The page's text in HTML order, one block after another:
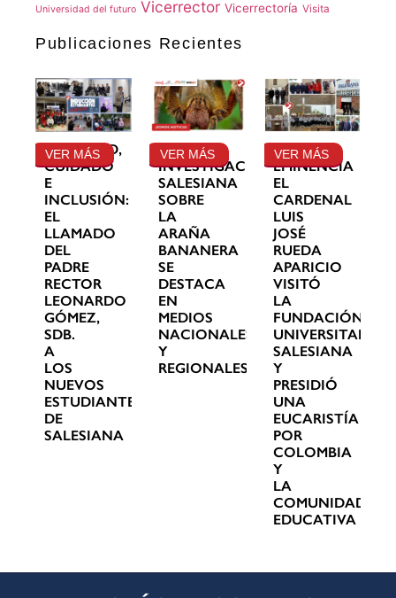
Universidad del futuro Vicerrector Vicerrectoría Visita
Publicaciones Recientes
GRATITUD,
CUIDADO
E
INCLUSIÓN:
EL
LLAMADO
DEL
PADRE
RECTOR
LEONARDO
GÓMEZ,
SDB.
A
LOS
NUEVOS
ESTUDIANTES
DE
SALESIANA
VER MÁS
LA
INVESTIGACIÓN
SALESIANA
SOBRE
LA
ARAÑA
BANANERA
SE
DESTACA
EN
MEDIOS
NACIONALES
Y
REGIONALES
VER MÁS
SU
EMINENCIA
EL
CARDENAL
LUIS
JOSÉ
RUEDA
APARICIO
VISITÓ
LA
FUNDACIÓN
UNIVERSITARIA
SALESIANA
Y
PRESIDIÓ
UNA
EUCARISTÍA
POR
COLOMBIA
Y
LA
COMUNIDAD
EDUCATIVA
VER MÁS